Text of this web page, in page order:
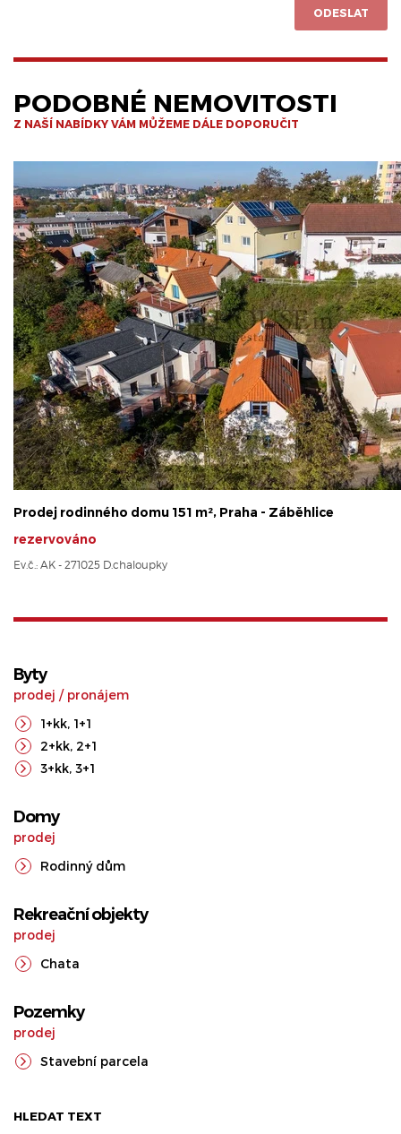
ODESLAT
PODOBNÉ NEMOVITOSTI
Z NAŠÍ NABÍDKY VÁM MŮŽEME DÁLE DOPORUČIT
Prodej rodinného domu 151 m², Praha - Záběhlice
rezervováno
Ev.č.: AK - 271025 D.chaloupky
Byty
prodej / pronájem
1+kk, 1+1
2+kk, 2+1
3+kk, 3+1
Domy
prodej
Rodinný dům
Rekreační objekty
prodej
Chata
Pozemky
prodej
Stavební parcela
HLEDAT TEXT